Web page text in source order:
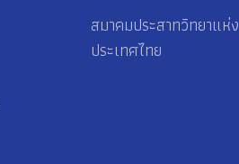
สมาคมประสาทวิทยาแห่ง
ประเทศไทย